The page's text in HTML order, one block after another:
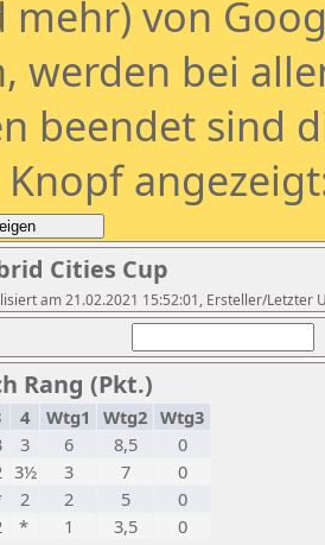
mehr) von
werden bei
beendet sind
Cities Cup
am 21.02.2021 15:52:01, Ersteller/Letzter
Rang (Pkt.)
4 Wtg1 Wtg2 Wtg3
3 6 8,5
0
3½ 3 7
0
2 2 5
0
* 1 3,5
0